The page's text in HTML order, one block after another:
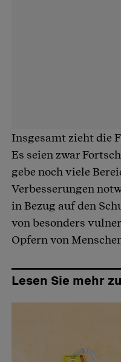
Insgesamt zieht die
Es seien zwar
gebe noch viele
Verbesserungen
in Bezug auf den
von besonders
Opfern von
Lesen Sie mehr